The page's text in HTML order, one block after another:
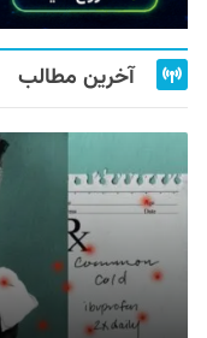
آخرین مطالب